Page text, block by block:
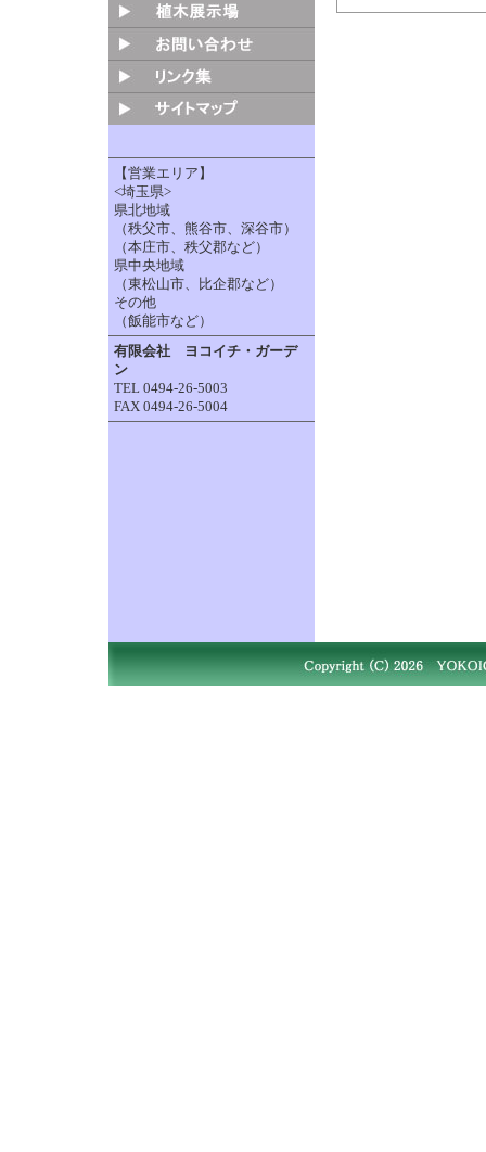
【営業エリア】
<埼玉県>
県北地域
（秩父市、熊谷市、深谷市）
（本庄市、秩父郡など）
県中央地域
（東松山市、比企郡など）
その他
（飯能市など）
有限会社 ヨコイチ・ガーデ
ン
TEL 0494-26-5003
FAX 0494-26-5004